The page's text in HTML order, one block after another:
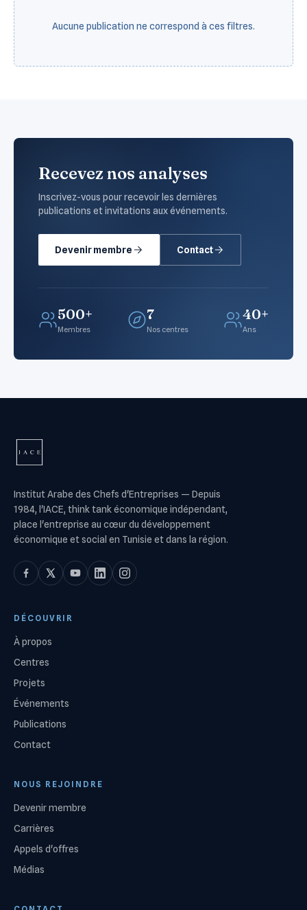
Aucune publication ne correspond à ces filtres.
Recevez nos analyses
Inscrivez-vous pour recevoir les dernières
publications et invitations aux événements.
Devenir membre Contact
500+
Membres
7
Nos centres
40+
Ans
Institut Arabe des Chefs d'Entreprises — Depuis
1984, l'IACE, think tank économique indépendant,
place l'entreprise au cœur du développement
économique et social en Tunisie et dans la région.
DÉCOUVRIR
À propos
Centres
Projets
Événements
Publications
Contact
NOUS REJOINDRE
Devenir membre
Carrières
Appels d'offres
Médias